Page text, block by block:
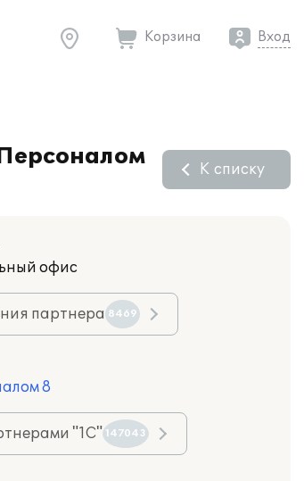
Корзина Вход
К списку
офис
партнера 8469
8
"1С" 147043